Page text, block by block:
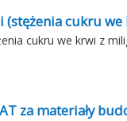
cukru we
cukru we krwi z
za materiały